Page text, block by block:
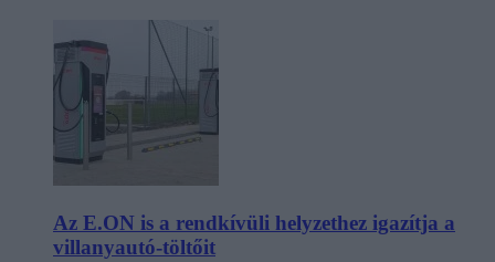
Az E.ON is a rendkívüli helyzethez igazítja a
villanyautó-töltőit